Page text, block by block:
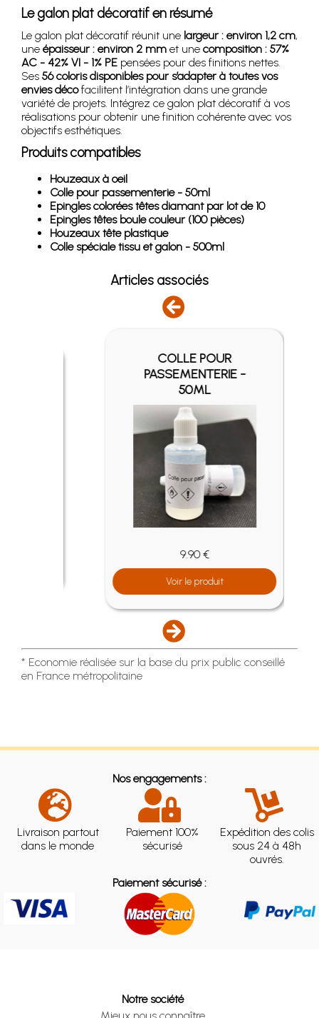
Le galon plat décoratif en résumé
Le galon plat décoratif réunit une largeur : environ 1,2 cm,
une épaisseur : environ 2 mm et une composition : 57%
AC - 42% VI - 1% PE pensées pour des finitions nettes.
Ses 56 coloris disponibles pour s’adapter à toutes vos
envies décofacilitent l’intégration dans une grande
variété de projets. Intégrez ce galon plat décoratif à vos
réalisations pour obtenir une finition cohérente avec vos
objectifs esthétiques.
Produits compatibles
Houzeaux à oeil
Colle pour passementerie - 50ml
Epingles colorées têtes diamant par lot de 10
Epingles têtes boule couleur (100 pièces)
Houzeaux tête plastique
Colle spéciale tissu et galon - 500ml
Articles associés
COLLE POUR
PASSEMENTERIE -
50ML
9.90 €
Voir le produit
* Economie réalisée sur la base du prix public conseillé
en France métropolitaine
Nos engagements :
Livraison partout
dans le monde
Paiement 100%
sécurisé
Expédition des colis
sous 24 à 48h
ouvrés.
Paiement sécurisé :
Notre société
Mieux nous connaître